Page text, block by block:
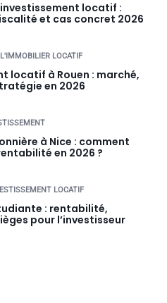
locatif :
et cas concret 2026
LOCATIF
locatif à Rouen : marché,
en 2026
à Nice : comment
en 2026 ?
LOCATIF
: rentabilité,
pour l’investisseur